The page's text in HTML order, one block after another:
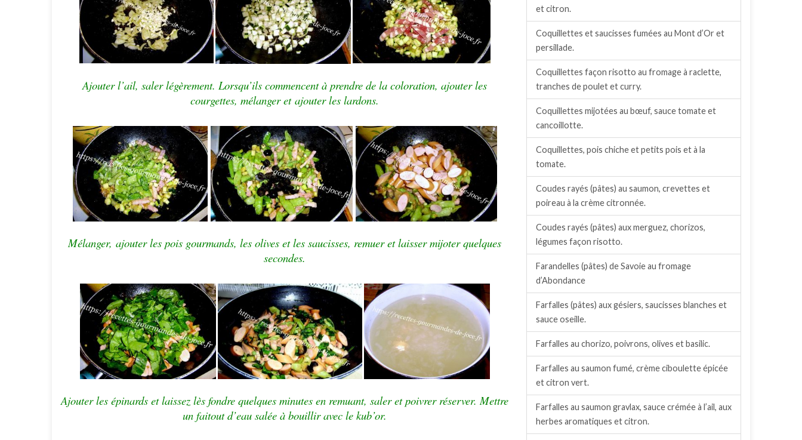
Ajouter l’ail, saler légèrement. Lorsqu’ils commencent à prendre de la coloration, ajouter les
courgettes, mélanger et ajouter les lardons.
Mélanger, ajouter les pois gourmands, les olives et les saucisses, remuer et laisser mijoter quelques
secondes.
Ajouter les épinards et laissez lès fondre quelques minutes en remuant, saler et poivrer réserver. Mettre
un faitout d’eau salée à bouillir avec le kub’or.
et citron.
Coquillettes et saucisses fumées au Mont d’Or et
persillade.
Coquillettes façon risotto au fromage à raclette,
tranches de poulet et curry.
Coquillettes mijotées au bœuf, sauce tomate et
cancoillotte.
Coquillettes, pois chiche et petits pois et à la
tomate.
Coudes rayés (pâtes) au saumon, crevettes et
poireau à la crème citronnée.
Coudes rayés (pâtes) aux merguez, chorizos,
légumes façon risotto.
Farandelles (pâtes) de Savoie au fromage
d’Abondance
Farfalles (pâtes) aux gésiers, saucisses blanches et
sauce oseille.
Farfalles au chorizo, poivrons, olives et basilic.
Farfalles au saumon fumé, crème ciboulette épicée
et citron vert.
Farfalles au saumon gravlax, sauce crémée à l’ail, aux
herbes aromatiques et citron.